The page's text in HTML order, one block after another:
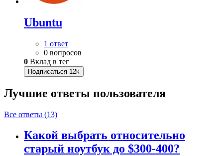
Ubuntu
1 ответ
0 вопросов
0 Вклад в тег
Подписаться 12k
Лучшие ответы пользователя
Все ответы (13)
Какой выбрать относительно
старый ноутбук до $300-400?